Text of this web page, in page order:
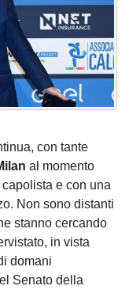
con tante
al momento
capolista e con una
Non sono distanti
stanno cercando
in vista
domani
Senato della